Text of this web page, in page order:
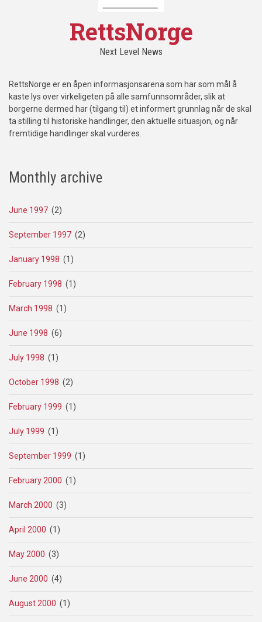
RettsNorge
Next Level News
RettsNorge er en åpen informasjonsarena som har som mål å
kaste lys over virkeligeten på alle samfunnsområder, slik at
borgerne dermed har (tilgang til) et informert grunnlag når de skal
ta stilling til historiske handlinger, den aktuelle situasjon, og når
fremtidige handlinger skal vurderes.
Monthly archive
June 1997 (2)
September 1997 (2)
January 1998 (1)
February 1998 (1)
March 1998 (1)
June 1998 (6)
July 1998 (1)
October 1998 (2)
February 1999 (1)
July 1999 (1)
September 1999 (1)
February 2000 (1)
March 2000 (3)
April 2000 (1)
May 2000 (3)
June 2000 (4)
August 2000 (1)